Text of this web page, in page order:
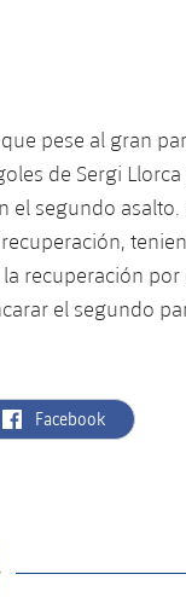
pese al gran
de Sergi Llorca
el segundo
recuperación por
el segundo
label.aria.facebook
Facebook